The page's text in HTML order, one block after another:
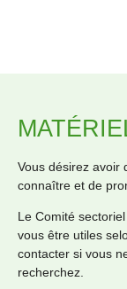
Vous désirez avoir
connaître et de
Le Comité
vous être utiles
contacter si vous
recherchez.